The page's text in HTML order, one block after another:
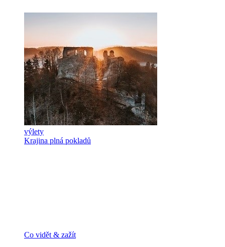
výlety
Krajina plná pokladů
Co vidět & zažít